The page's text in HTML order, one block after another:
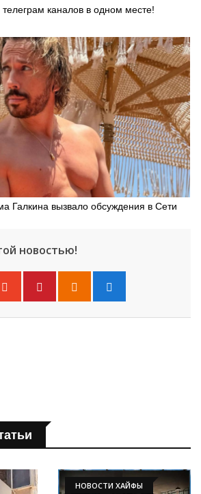
каналов в одном месте!
Галкина вызвало обсуждения в Сети
новостью!
НОВОСТИ ХАЙФЫ